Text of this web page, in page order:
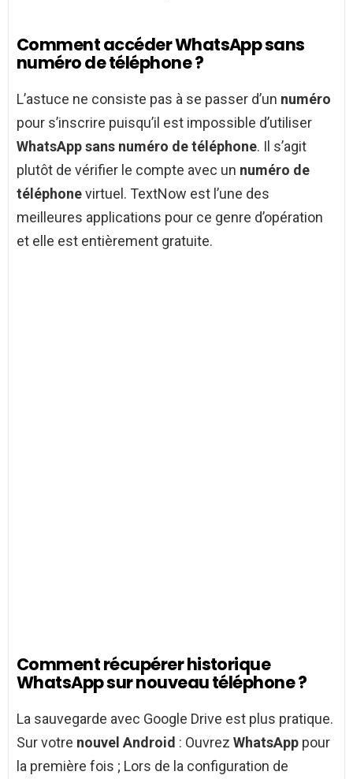
Comment accéder WhatsApp sans
numéro de téléphone ?
L’astuce ne consiste pas à se passer d’un numéro
pour s’inscrire puisqu’il est impossible d’utiliser
WhatsApp sans numéro de téléphone. Il s’agit
plutôt de vérifier le compte avec un numéro de
téléphonevirtuel. TextNow est l’une des
meilleures applications pour ce genre d’opération
et elle est entièrement gratuite.
Comment récupérer historique
WhatsApp sur nouveau téléphone ?
La sauvegarde avec Google Drive est plus pratique.
Sur votre nouvel Android : Ouvrez WhatsApp pour
la première fois ; Lors de la configuration de